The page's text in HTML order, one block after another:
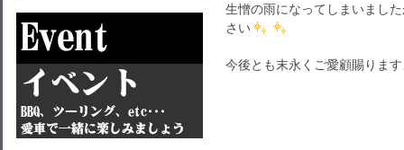
生憎の雨になってしまいまし
さい
今後とも末永くご愛顧賜りま